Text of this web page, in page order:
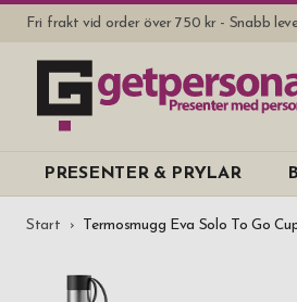
Fri frakt vid order över 750 kr - Snabb
PRESENTER & PRYLAR
Start Termosmugg Eva Solo To Go